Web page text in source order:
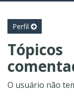
Perfil
Tópicos
O usuário não